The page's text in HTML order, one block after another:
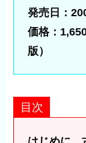
発売日：
価格：
版）
目次